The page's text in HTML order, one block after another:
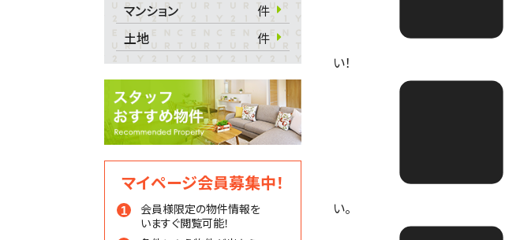
マンション
件
土地
件
マイページ会員募集中！
会員様限定の物件情報を
いますぐ閲覧可能！
い！
い。